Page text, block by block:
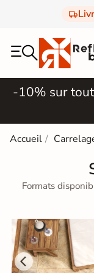
-10% sur
Accueil
Formats